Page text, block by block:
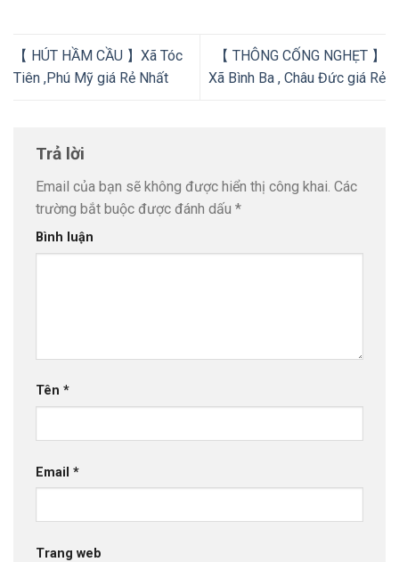
【 HÚT HẦM CẦU 】Xã Tóc
Tiên ,Phú Mỹ giá Rẻ Nhất
【 THÔNG CỐNG NGHẸT 】
Xã Bình Ba , Châu Đức giá Rẻ
Trả lời
Email của bạn sẽ không được hiển thị công khai. Các
trường bắt buộc được đánh dấu *
Bình luận
Tên *
Email *
Trang web